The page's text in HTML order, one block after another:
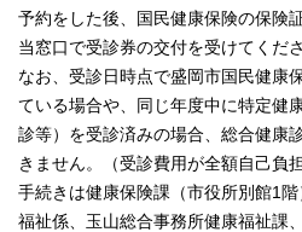
予約をした後、国民健康保険の保険
当窓口で受診券の交付を受けてくださ
なお、受診日時点で盛岡市国民健康
ている場合や、同じ年度中に特定健
診等）を受診済みの場合、総合健康
きません。（受診費用が全額自己負
手続きは健康保険課（市役所別館1
福祉係、玉山総合事務所健康福祉課